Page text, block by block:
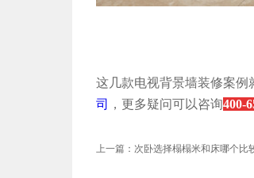
这几款电视背景墙装修案例
司
，更多疑问可以咨询400-
上一篇：次卧选择榻榻米和床哪个比